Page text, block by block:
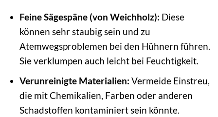
Feine Sägespäne (von Weichholz): Diese
können sehr staubig sein und zu
Atemwegsproblemen bei den Hühnern führen.
Sie verklumpen auch leicht bei Feuchtigkeit.
Verunreinigte Materialien: Vermeide Einstreu,
die mit Chemikalien, Farben oder anderen
Schadstoffen kontaminiert sein könnte.